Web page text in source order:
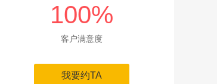
100%
客户满意度
我要约TA